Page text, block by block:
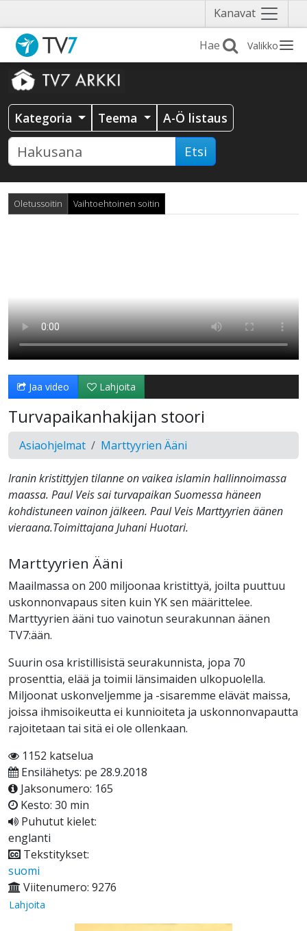
Kanavat Näytä
valikko
Valikko
Kategoria Teema A-Ö listaus
Etsi
Oletussoitin Vaihtoehtoinen soitin
Jaa video Lahjoita
Turvapaikanhakijan stoori
Asiaohjelmat Marttyyrien Ääni
Iranin kristittyjen tilanne on vaikea islamin hallinnoimassa
maassa. Paul Veis sai turvapaikan Suomessa häneen
kohdistuneen vainon jälkeen. Paul Veis Marttyyrien äänen
vieraana.Toimittajana Juhani Huotari.
Marttyyrien Ääni
Maailmassa on 200 miljoonaa kristittyä, joilta puuttuu
uskonnonvapaus siten kuin YK sen määrittelee.
Marttyyrien ääni tuo vainotun seurakunnan äänen
TV7:ään.
Suurin osa kristillisistä seurakunnista, jopa 70
prosenttia, elää ja toimii länsimaiden ulkopuolella.
Miljoonat uskonveljemme ja -sisaremme elävät maissa,
joissa ihmisoikeutta ei kunnioiteta ja uskonnonvapautta
rajoitetaan tai sitä ei ole ollenkaan.
1152 katselua
Ensilähetys: pe 28.9.2018
Jaksonumero: 165
Kesto: 30 min
Puhutut kielet:
englanti
Tekstitykset:
suomi
Viitenumero: 9276
Lahjoita